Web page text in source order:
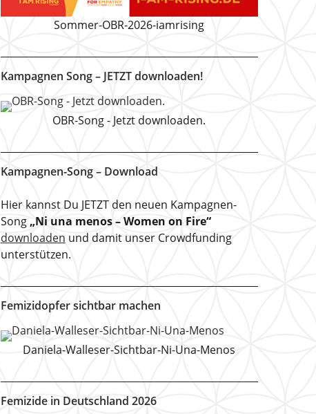
Sommer-OBR-2026-iamrising
Kampagnen Song – JETZT downloaden!
OBR-Song - Jetzt downloaden.
Kampagnen-Song – Download
Hier kannst Du JETZT den neuen Kampagnen-
Song„Ni una menos – Women on Fire“
downloaden und damit unser Crowdfunding
unterstützen.
Femizidopfer sichtbar machen
Daniela-Walleser-Sichtbar-Ni-Una-Menos
Femizide in Deutschland 2026